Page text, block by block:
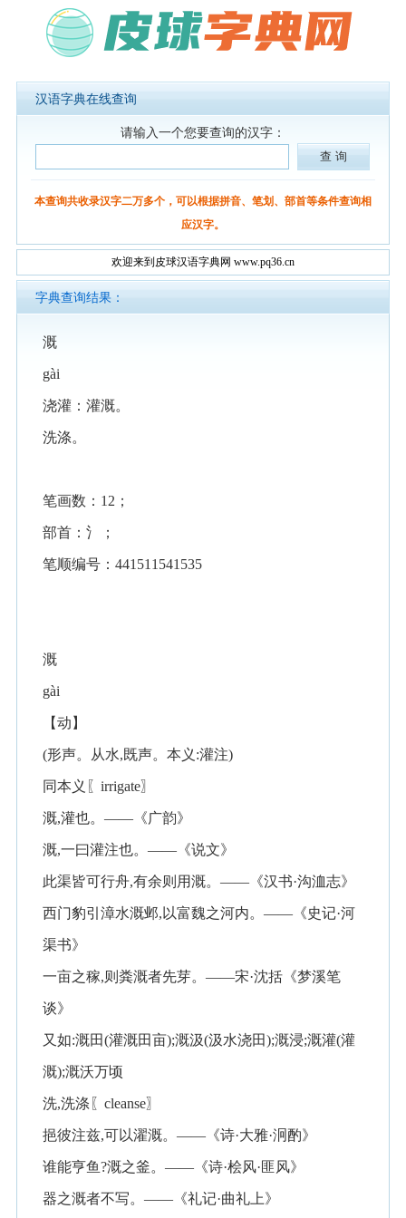
汉语字典在线查询
请输入一个您要查询的汉字：
本查询共收录汉字二万多个，可以根据拼音、笔划、部首等条件查询相
应汉字。
欢迎来到皮球汉语字典网 www.pq36.cn
字典查询结果：
溉
gài
浇灌：灌溉。
洗涤。
笔画数：12；
部首：氵；
笔顺编号：441511541535
溉
gài
【动】
(形声。从水,既声。本义:灌注)
同本义〖irrigate〗
溉,灌也。——《广韵》
溉,一曰灌注也。——《说文》
此渠皆可行舟,有余则用溉。——《汉书·沟洫志》
西门豹引漳水溉邺,以富魏之河内。——《史记·河
渠书》
一亩之稼,则粪溉者先芽。——宋·沈括《梦溪笔
谈》
又如:溉田(灌溉田亩);溉汲(汲水浇田);溉浸;溉灌(灌
溉);溉沃万顷
洗,洗涤〖cleanse〗
挹彼注兹,可以濯溉。——《诗·大雅·泂酌》
谁能亨鱼?溉之釜。——《诗·桧风·匪风》
器之溉者不写。——《礼记·曲礼上》